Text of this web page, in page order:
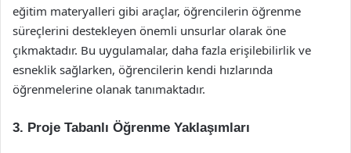
eğitim materyalleri gibi araçlar, öğrencilerin öğrenme
süreçlerini destekleyen önemli unsurlar olarak öne
çıkmaktadır. Bu uygulamalar, daha fazla erişilebilirlik ve
esneklik sağlarken, öğrencilerin kendi hızlarında
öğrenmelerine olanak tanımaktadır.
3. Proje Tabanlı Öğrenme Yaklaşımları